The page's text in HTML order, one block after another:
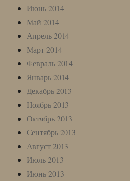
Июнь 2014
Май 2014
Апрель 2014
Март 2014
Февраль 2014
Январь 2014
Декабрь 2013
Ноябрь 2013
Октябрь 2013
Сентябрь 2013
Август 2013
Июль 2013
Июнь 2013